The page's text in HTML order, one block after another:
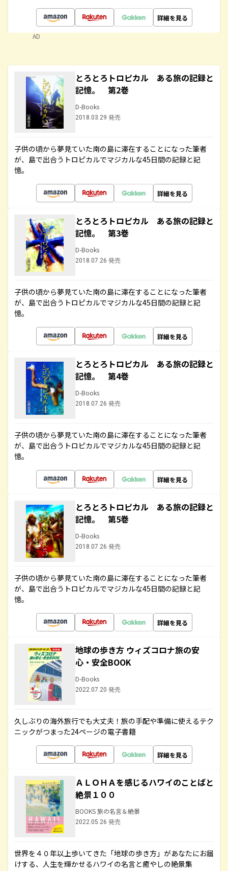
詳細を見る
AD
とろとろトロピカル ある旅の記録と
記憶。 第2巻
D-Books
2018.03.29 発売
子供の頃から夢見ていた南の島に滞在することになった筆者
が、島で出合うトロピカルでマジカルな45日間の記録と記
憶。
詳細を見る
とろとろトロピカル ある旅の記録と
記憶。 第3巻
D-Books
2018.07.26 発売
子供の頃から夢見ていた南の島に滞在することになった筆者
が、島で出合うトロピカルでマジカルな45日間の記録と記
憶。
詳細を見る
とろとろトロピカル ある旅の記録と
記憶。 第4巻
D-Books
2018.07.26 発売
子供の頃から夢見ていた南の島に滞在することになった筆者
が、島で出合うトロピカルでマジカルな45日間の記録と記
憶。
詳細を見る
とろとろトロピカル ある旅の記録と
記憶。 第5巻
D-Books
2018.07.26 発売
子供の頃から夢見ていた南の島に滞在することになった筆者
が、島で出合うトロピカルでマジカルな45日間の記録と記
憶。
詳細を見る
地球の歩き方 ウィズコロナ旅の安
心・安全BOOK
D-Books
2022.07.20 発売
久しぶりの海外旅行でも大丈夫！旅の手配や準備に使えるテク
ニックがつまった24ページの電子書籍
詳細を見る
ＡＬＯＨＡを感じるハワイのことばと
絶景１００
BOOKS 旅の名言＆絶景
2022.05.26 発売
世界を４０年以上歩いてきた「地球の歩き方」があなたにお届
けする、人生を輝かせるハワイの名言と癒やしの絶景集